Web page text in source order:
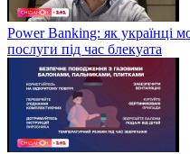
Power Banking: як українці
послуги під час блекуата